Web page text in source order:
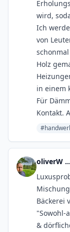
wird,
Ich
von
Holz
in einem
Für
Kontakt.
oliverW 🌲🌳🚲🌞🇪🇺
Bäckerei
"Sowohl-
&